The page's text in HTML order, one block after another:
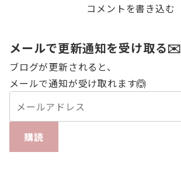
コメントを書き込む
メールで更新通知を受け取る✉️
ブログが更新されると、
メールで通知が受け取れます🙆
購読